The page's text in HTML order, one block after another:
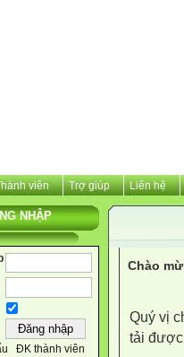
viên Trợ giúp Liên hệ
NHẬP
ĐK thành viên
Chào
Quý vị
tải được